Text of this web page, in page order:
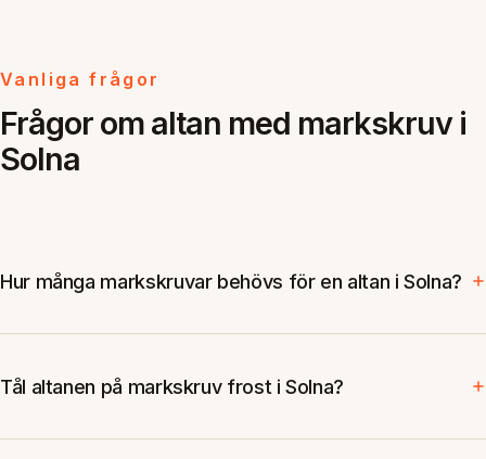
Vanliga frågor
Frågor om altan med markskruv i
Solna
Hur många markskruvar behövs för en altan i Solna?
Tål altanen på markskruv frost i Solna?